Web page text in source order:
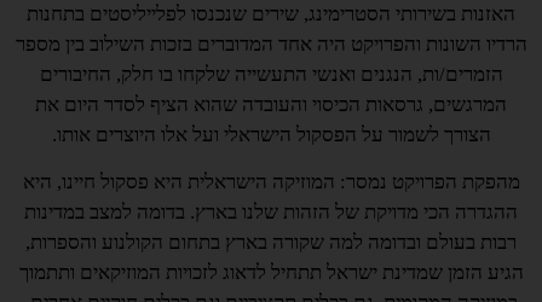
האזנות בשירותי הסטרימינג, שירים שנכנסו לפלייליסטים בתחנות
הרדיו השונות והפרויקט היה אחד המדוברים בזכות השילוב בין מספר
הזמרים/ות, הנגנים ואנשי התעשייה שלקחו בו חלק, החיבורים
המרגשים, גרסאות הכיסוי והעובדה שהוא הציף לסדר היום את
הצורך לשמור על הפסקול הישראלי ועל אלו היוצרים אותו.
מהפקת הפרויקט נמסר: המוזיקה הישראלית היא פסקול חיינו, היא
ההגדרה הכי מדויקת של הזהות שלנו בארץ. בדומה למצב במדינות
רבות בעולם ובדומה למה שקורה בארץ בתחום הקולנוע והספרות,
הגיע הזמן שמדינת ישראל תתחיל לדאוג לזכויות המוזיקאים ותתמוך